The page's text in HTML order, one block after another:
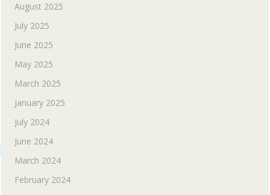
August 2025
July 2025
June 2025
May 2025
March 2025
January 2025
July 2024
June 2024
March 2024
February 2024